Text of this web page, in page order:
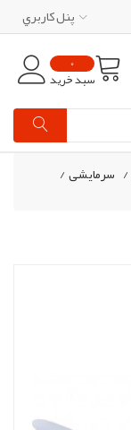
پنل کاربري
0
سبد خرید
/ سرمایشی/